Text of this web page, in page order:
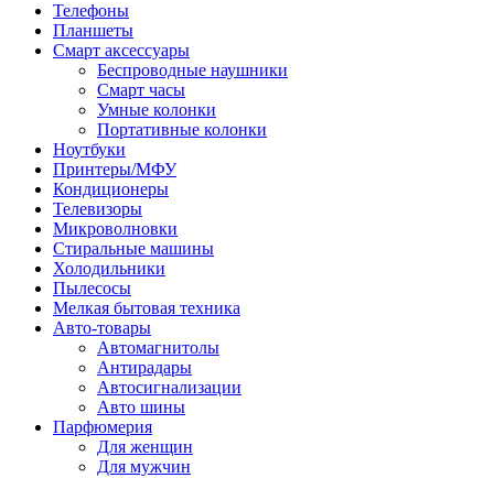
Телефоны
Планшеты
Смарт аксессуары
Беспроводные наушники
Смарт часы
Умные колонки
Портативные колонки
Ноутбуки
Принтеры/МФУ
Кондиционеры
Телевизоры
Микроволновки
Стиральные машины
Холодильники
Пылесосы
Мелкая бытовая техника
Авто-товары
Автомагнитолы
Антирадары
Автосигнализации
Авто шины
Парфюмерия
Для женщин
Для мужчин